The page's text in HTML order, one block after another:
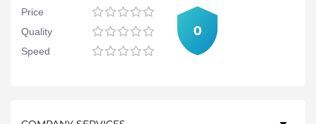
Price
Quality
Speed
0